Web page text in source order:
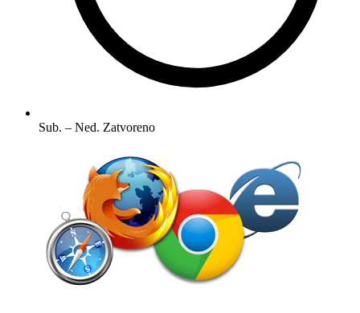
Sub. – Ned. Zatvoreno